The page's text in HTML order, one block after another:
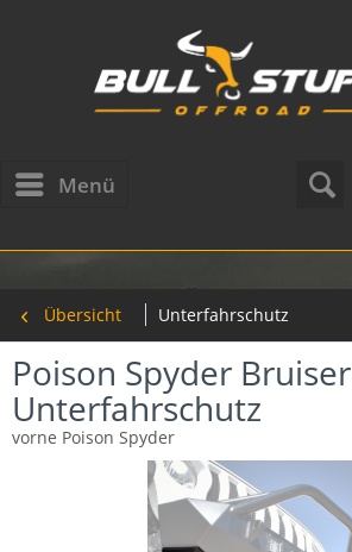
Menü
Übersicht Unterfahrschutz
Poison Spyder Bruiser
Unterfahrschutz
vorne Poison Spyder